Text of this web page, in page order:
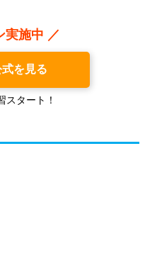
実施中 ／
を見る
スタート！